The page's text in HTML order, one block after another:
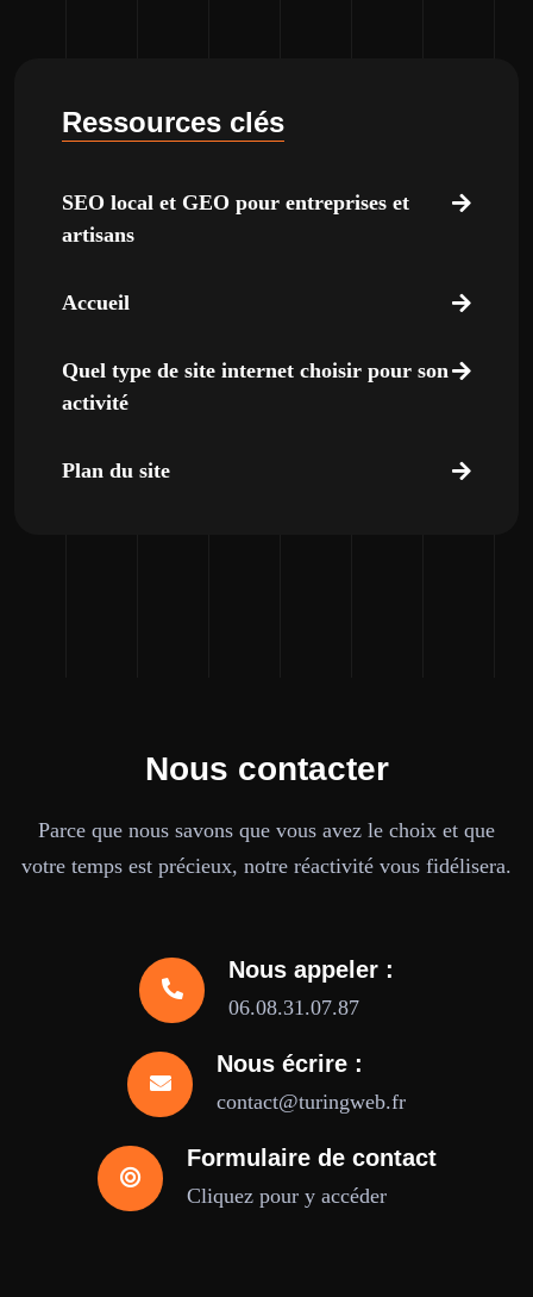
Ressources clés
SEO local et GEO pour entreprises et
artisans
Accueil
Quel type de site internet choisir pour son
activité
Plan du site
Nous contacter
Parce que nous savons que vous avez le choix et que
votre temps est précieux, notre réactivité vous fidélisera.
Nous appeler :
06.08.31.07.87
Nous écrire :
contact@turingweb.fr
Formulaire de contact
Cliquez pour y accéder